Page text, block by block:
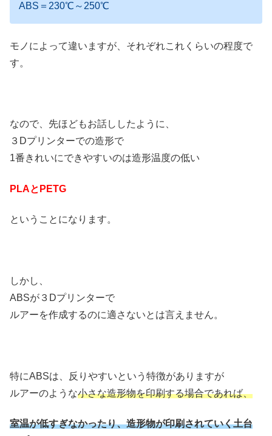
ABS＝230℃～250℃
モノによって違いますが、それぞれこれくらいの程度で
す。
なので、先ほどもお話ししたように、
３Dプリンターでの造形で
1番きれいにできやすいのは造形温度の低い
PLAとPETG
ということになります。
しかし、
ABSが３Dプリンターで
ルアーを作成するのに適さないとは言えません。
特にABSは、反りやすいという特徴がありますが
ルアーのような小さな造形物を印刷する場合であれば、
室温が低すぎなかったり、造形物が印刷されていく土台